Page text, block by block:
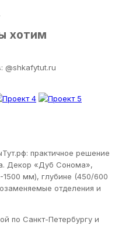
хотим
@shkafytut.ru
практичное решение
Декор «Дуб Сонома»,
мм), глубине (450/600
отделения и
по Санкт-Петербургу и